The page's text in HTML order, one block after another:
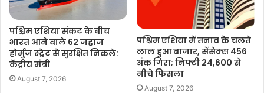
o
k
p
p
r
k
पश्चिम एशिया संकट के बीच
भारत आने वाले 62 जहाज
होर्मुज स्ट्रेट से सुरक्षित निकले:
केंद्रीय मंत्री
August 7, 2026
पश्चिम एशिया में तनाव के चलते
लाल हुआ बाजार, सेंसेक्स 456
अंक गिरा; निफ्टी 24,600 से
नीचे फिसला
August 7, 2026